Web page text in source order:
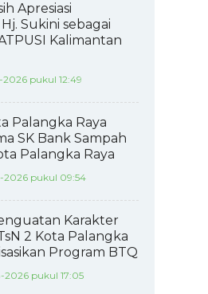
Apresiasi
Sukini sebagai
Kalimantan
pukul 12:49
Palangka Raya
SK Bank Sampah
Palangka Raya
pukul 09:54
Karakter
2 Kota Palangka
Program BTQ
pukul 17:05